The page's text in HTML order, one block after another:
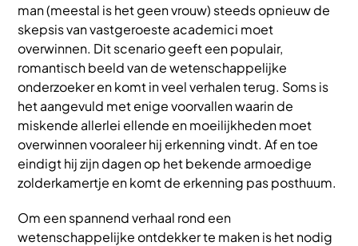
man (meestal is het geen vrouw) steeds opnieuw de
skepsis van vastgeroeste academici moet
overwinnen. Dit scenario geeft een populair,
romantisch beeld van de wetenschappelijke
onderzoeker en komt in veel verhalen terug. Soms is
het aangevuld met enige voorvallen waarin de
miskende allerlei ellende en moeilijkheden moet
overwinnen vooraleer hij erkenning vindt. Af en toe
eindigt hij zijn dagen op het bekende armoedige
zolderkamertje en komt de erkenning pas posthuum.
Om een spannend verhaal rond een
wetenschappelijke ontdekker te maken is het nodig